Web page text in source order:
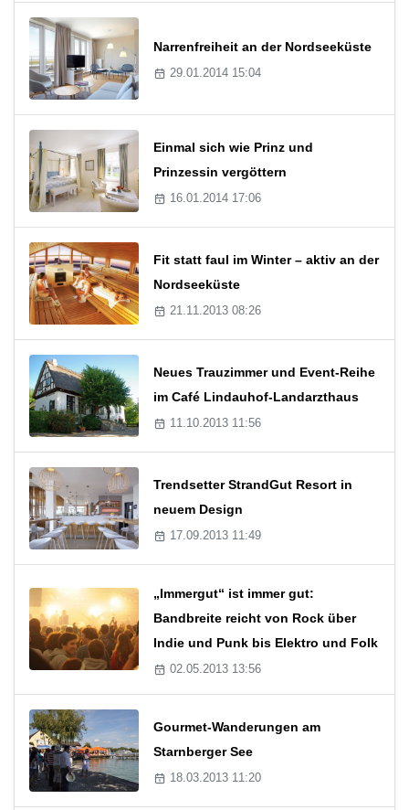
Narrenfreiheit an der Nordseeküste
29.01.2014 15:04
Einmal sich wie Prinz und
Prinzessin vergöttern
16.01.2014 17:06
Fit statt faul im Winter – aktiv an der
Nordseeküste
21.11.2013 08:26
Neues Trauzimmer und Event-Reihe
im Café Lindauhof-Landarzthaus
11.10.2013 11:56
Trendsetter StrandGut Resort in
neuem Design
17.09.2013 11:49
„Immergut“ ist immer gut:
Bandbreite reicht von Rock über
Indie und Punk bis Elektro und Folk
02.05.2013 13:56
Gourmet-Wanderungen am
Starnberger See
18.03.2013 11:20